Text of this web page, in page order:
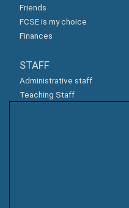
Friends
FCSE is my choice
Finances
STAFF
Administrative staff
Teaching Staff